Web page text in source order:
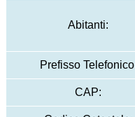
Abitanti:
Prefisso
CAP: